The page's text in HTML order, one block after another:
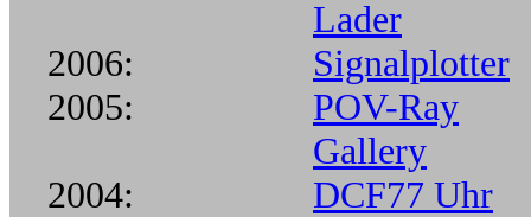
Lader
2006:
Signalplotter
2005:
POV-Ray
Gallery
2004:
DCF77 Uhr